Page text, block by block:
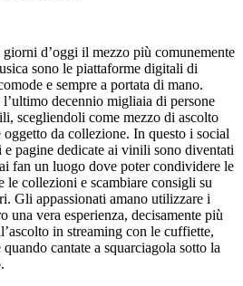
d’oggi il mezzo più comunemente
sono le piattaforme digitali di
e sempre a portata di mano.
decennio migliaia di persone
scegliendoli come mezzo di ascolto
da collezione. In questo i social
pagine dedicate ai vinili sono diventati
fan un luogo dove poter condividere le
le collezioni e scambiare consigli su
Gli appassionati amano utilizzare i
vera esperienza, decisamente più
in streaming con le cuffiette,
cantate a squarciagola sotto la